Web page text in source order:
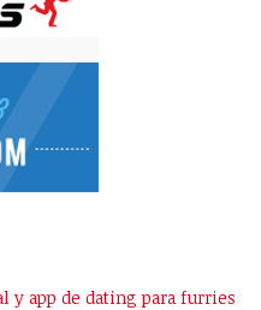
y app de dating para furries